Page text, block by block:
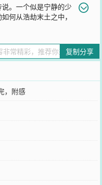
。一个似是宁静的少
何从浩劫末土之中，
忘记向您QQ群和微博微信里
复制分享
，附感